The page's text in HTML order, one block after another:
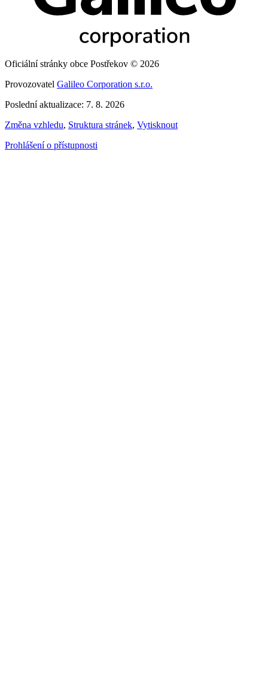
Oficiální stránky obce Postřekov © 2026
Provozovatel Galileo Corporation s.r.o.
Poslední aktualizace: 7. 8. 2026
Změna vzhledu, Struktura stránek, Vytisknout
Prohlášení o přístupnosti